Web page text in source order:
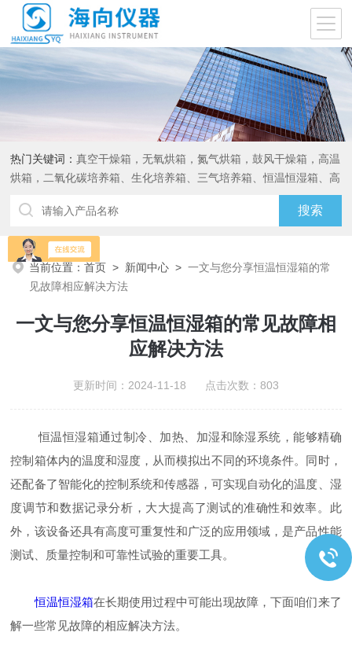
热门关键词：真空干燥箱，无氧烘箱，氮气烘箱，鼓风干燥箱，高温
烘箱，二氧化碳培养箱、生化培养箱、三气培养箱、恒温恒湿箱、高
当前位置：首页 > 新闻中心 >一文与您分享恒温恒湿箱的常
见故障相应解决方法
一文与您分享恒温恒湿箱的常见故障相
应解决方法
更新时间：2024-11-18 点击次数：803
恒温恒湿箱通过制冷、加热、加湿和除湿系统，能够精确
控制箱体内的温度和湿度，从而模拟出不同的环境条件。同时，
还配备了智能化的控制系统和传感器，可实现自动化的温度、湿
度调节和数据记录分析，大大提高了测试的准确性和效率。此
外，该设备还具有高度可重复性和广泛的应用领域，是产品性能
测试、质量控制和可靠性试验的重要工具。
恒温恒湿箱在长期使用过程中可能出现故障，下面咱们来了
解一些常见故障的相应解决方法。